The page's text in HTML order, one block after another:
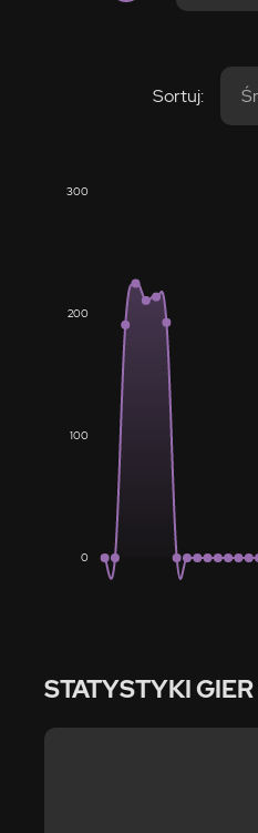
Sortuj:
0
100
200
300
STATYSTYKI GIER